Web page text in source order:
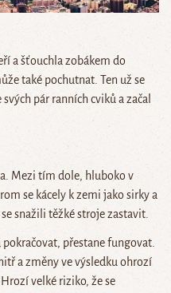
a šťouchla zobákem do
také pochutnat. Ten už se
pár ranních cviků a začal
Mezi tím dole, hluboko v
se kácely k zemi jako sirky a
snažili těžké stroje zastavit.
pokračovat, přestane fungovat.
a změny ve výsledku ohrozí
velké riziko, že se